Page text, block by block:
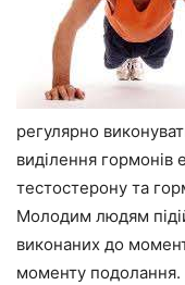
регулярно
виділення гормонів
тестостерону та
Молодим людям
виконаних до
моменту